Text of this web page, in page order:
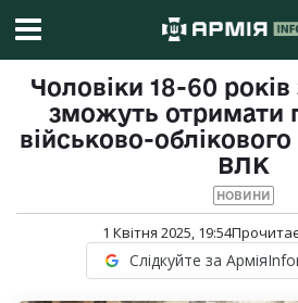
Чоловіки 18-60
зможуть отримати
військово-
ВЛК
НОВИНИ
1 Квітня 2025, 19:54
Слідкуйте за